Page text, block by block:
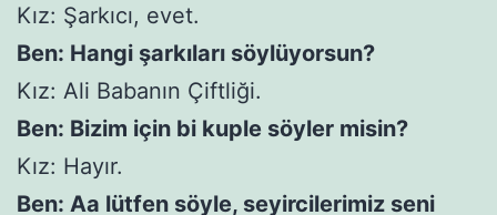
Kız: Şarkıcı, evet.
Ben: Hangi şarkıları söylüyorsun?
Kız: Ali Babanın Çiftliği.
Ben: Bizim için bi kuple söyler misin?
Kız: Hayır.
Ben: Aa lütfen söyle, seyircilerimiz seni